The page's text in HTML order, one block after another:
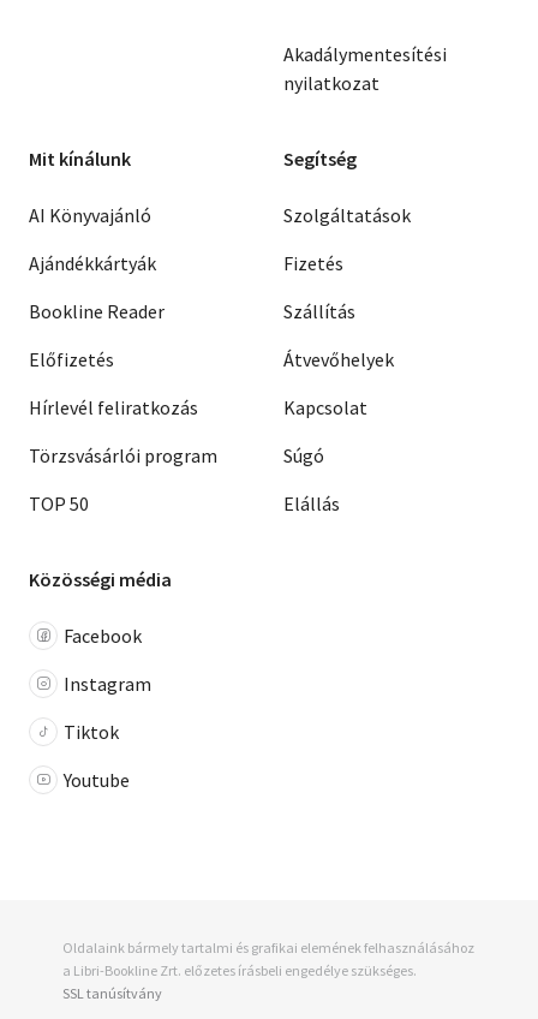
Akadálymentesítési
nyilatkozat
Mit kínálunk
AI Könyvajánló
Ajándékkártyák
Bookline Reader
Előfizetés
Hírlevél feliratkozás
Törzsvásárlói program
TOP 50
Segítség
Szolgáltatások
Fizetés
Szállítás
Átvevőhelyek
Kapcsolat
Súgó
Elállás
Közösségi média
Facebook
Instagram
Tiktok
Youtube
Oldalaink bármely tartalmi és grafikai elemének felhasználásához
a Libri-Bookline Zrt. előzetes írásbeli engedélye szükséges.
SSL tanúsítvány